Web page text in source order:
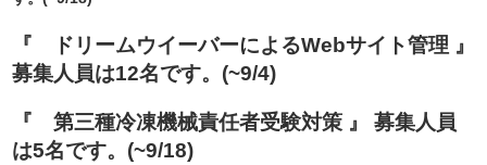
『 ドリームウイーバーによるWebサイト管理 』
募集人員は12名です。 (~9/4)
『 第三種冷凍機械責任者受験対策 』
募集人員
は5名です。 (~9/18)